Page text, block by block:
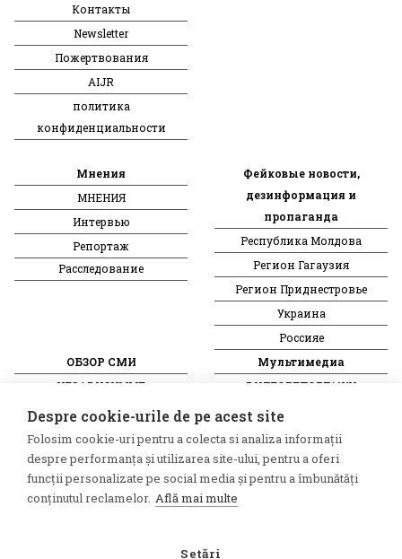
Контакты
Newsletter
Пожертвования
AIJR
политика
конфиденциальности
Мнения
МНЕНИЯ
Интервью
Репортаж
Расследование
Фейковые новости,
дезинформация и
пропаганда
Республика Молдова
Регион Гагаузия
Регион Приднестровье
Украина
Россияе
ОБЗОР СМИ
НЕЗАВИСИМЫЕ
РУССКОЯЗЫЧНЫЕ СМИ
ПРОКРЕМЛЕВСКИЕ
РУССКОЯЗЫЧНЫЕ СМИ
Пресса из Гагаузской области
Пресса из Приднестровского
Мультимедиа
ВИДЕОРЕПОРТАЖИ
Видеоинтервью
Despre cookie-urile de pe acest site
Folosim cookie-uri pentru a colecta si analiza informații
despre performanța și utilizarea site-ului, pentru a oferi
funcții personalizate pe social media și pentru a îmbunătăți
conținutul reclamelor. Află mai multe
Setări